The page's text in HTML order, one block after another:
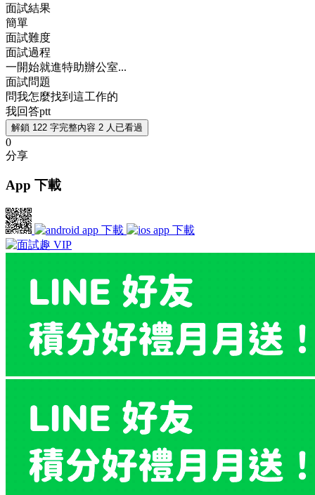
面試結果
簡單
面試難度
面試過程
一開始就進特助辦公室...
面試問題
問我怎麼找到這工作的
我回答ptt
解鎖 122 字完整內容 2 人已看過
0
分享
App 下載